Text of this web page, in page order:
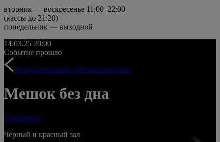
вторник — воскресенье 11:00–22:00
(кассы до 21:20)
понедельник — выходной
14.03.25 20:00
Событие прошло
Кинопрограмма «Небывальщина»
Мешок без дна
Спецпоказ
Черный и красный зал